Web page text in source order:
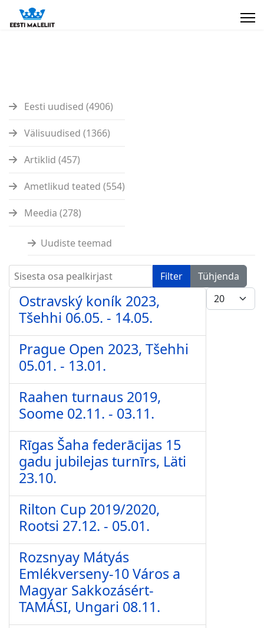
Eesti uudised (4906)
Välisuudised (1366)
Artiklid (457)
Ametlikud teated (554)
Meedia (278)
Uudiste teemad
Sisesta osa pealkirjast Filter
Tühjenda
Näita
Ostravský koník 2023,
Tšehhi 06.05. - 14.05.
Prague Open 2023, Tšehhi
05.01. - 13.01.
Raahen turnaus 2019,
Soome 02.11. - 03.11.
Rīgas Šaha federācijas 15
gadu jubilejas turnīrs, Läti
23.10.
Rilton Cup 2019/2020,
Rootsi 27.12. - 05.01.
Rozsnyay Mátyás
Emlékverseny-10 Város a
Magyar Sakkozásért-
TAMÁSI, Ungari 08.11.